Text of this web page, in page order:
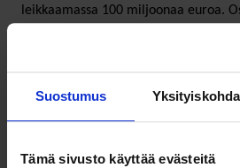
Suostumus
Tämä sivusto käyttää evästeitä
leikkaamassa 100 miljoonaa euroa.
todennäköisesti laskemaan ja sote-
jonka se rahoittaa myymällä valtion